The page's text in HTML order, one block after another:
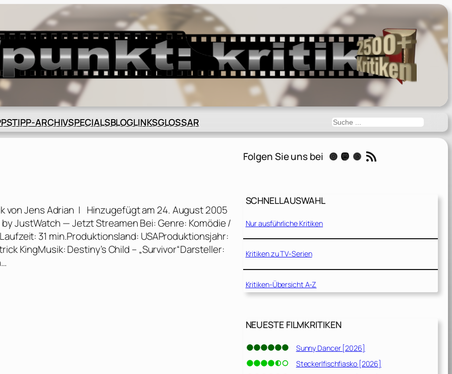
TIPP-ARCHIVSPECIALSBLOGLINKSGLOSSAR Suchen
Jens Adrian | Hinzugefügt am 24. August 2005
JustWatch — Jetzt Streamen Bei: Genre: Komödie /
31 min.Produktionsland: USAProduktionsjahr:
KingMusik: Destiny’s Child – „Survivor“Darsteller:
Folgen Sie uns bei Instagram Mastodon Threads RSS-Feed
SCHNELLAUSWAHL
Nur ausführliche Kritiken
Kritiken zu TV-Serien
Kritiken-Übersicht A-Z
NEUESTE FILMKRITIKEN
Sunny Dancer [2026]
Steckerlfischfiasko [2026]